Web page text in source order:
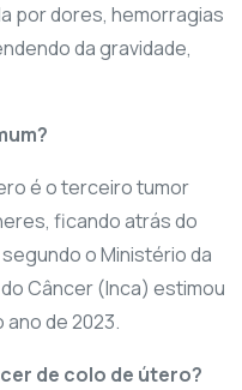
por dores, hemorragias
da gravidade,
é o terceiro tumor
ficando atrás do
o Ministério da
Câncer (Inca) estimou
ano de 2023.
de colo de útero?